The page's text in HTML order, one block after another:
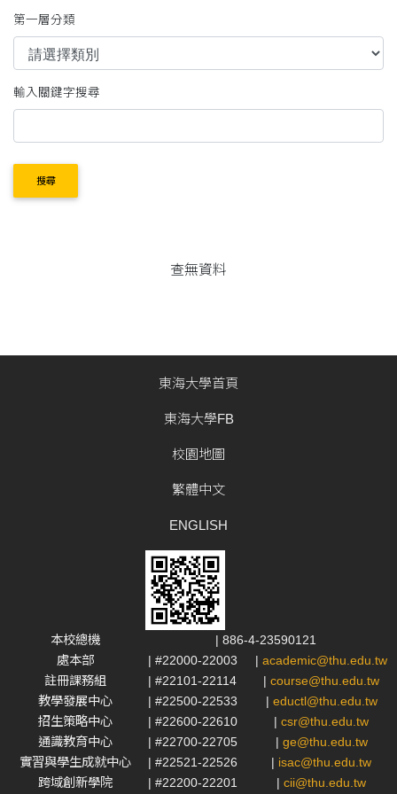
第一層分類
輸入關鍵字搜尋
搜尋
查無資料
東海大學首頁
東海大學FB
校園地圖
繁體中文
ENGLISH
本校總機
| 886-4-23590121
處本部
| #22000-22003 | academic@thu.edu.tw
註冊課務組
| #22101-22114 | course@thu.edu.tw
教學發展中心
| #22500-22533 | eductl@thu.edu.tw
招生策略中心
| #22600-22610 | csr@thu.edu.tw
通識教育中心
| #22700-22705 | ge@thu.edu.tw
實習與學生成就中心
| #22521-22526 | isac@thu.edu.tw
跨域創新學院
| #22200-22201 | cii@thu.edu.tw